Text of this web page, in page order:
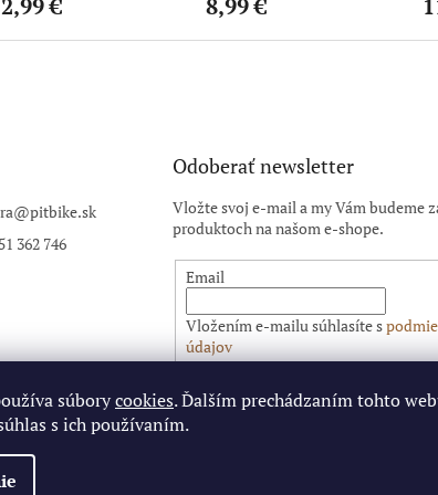
súborycookies. Ďalším prechádzaním tohto
s ich používaním.
€ 8,99 €
@pitbike.sk
362 746
Odoberať newsletter
Vložte svoj e-mail a my Vám budeme
produktoch na našom e-shope.
Email
Vložením e-mailu súhlasíte s
údajov
PRIHLÁSIŤ SA